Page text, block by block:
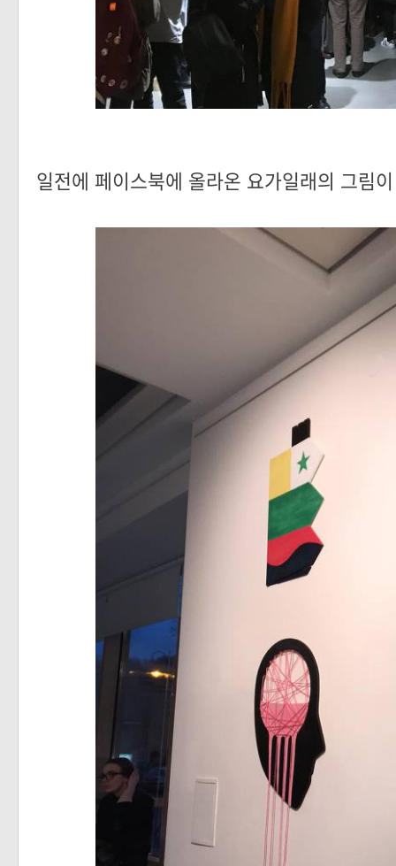
일전에 페이스북에 올라온 요가일래의 그림